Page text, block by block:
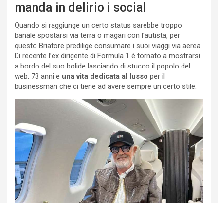
manda in delirio i social
Quando si raggiunge un certo status sarebbe troppo
banale spostarsi via terra o magari con l’autista, per
questo Briatore predilige consumare i suoi viaggi via aerea.
Di recente l’ex dirigente di Formula 1 è tornato a mostrarsi
a bordo del suo bolide lasciando di stucco il popolo del
web. 73 anni e una vita dedicata al lusso per il
businessman che ci tiene ad avere sempre un certo stile.